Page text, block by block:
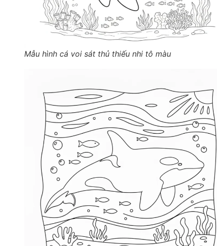
Mẫu hình cá voi sát thủ thiếu nhi tô màu